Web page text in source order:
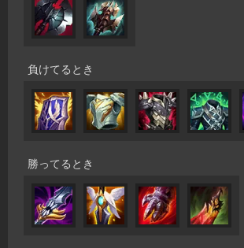
負けてるとき
勝ってるとき